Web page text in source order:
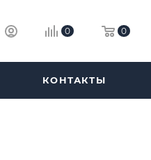
0 0
КОНТАКТЫ